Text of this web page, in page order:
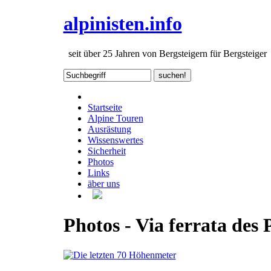
alpinisten.info
seit über 25 Jahren von Bergsteigern für Bergsteiger
Startseite
Alpine Touren
Ausrästung
Wissenswertes
Sicherheit
Photos
Links
äber uns
Photos - Via ferrata des